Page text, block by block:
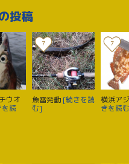
投稿
ウオ
読
7
魚雷発動 [続きを読
む]
7
横浜ア
きを読